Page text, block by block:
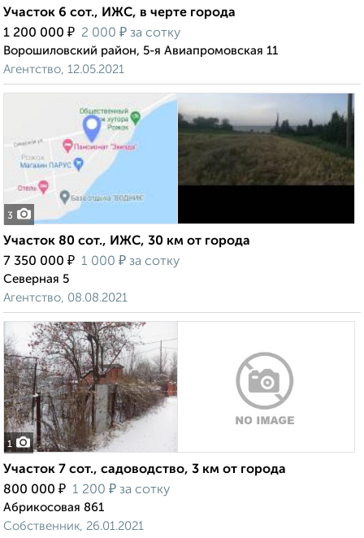
Участок 6 сот., ИЖС, в черте города
1 200 000 ₽ 2 000 ₽ за сотку
Ворошиловский район, 5-я Авиапромовская 11
Агентство, 12.05.2021
3
Участок 80 сот., ИЖС, 30 км от города
7 350 000 ₽ 1 000 ₽ за сотку
Северная 5
Агентство, 08.08.2021
1
Участок 7 сот., садоводство, 3 км от города
800 000 ₽ 1 200 ₽ за сотку
Абрикосовая 861
Собственник, 26.01.2021